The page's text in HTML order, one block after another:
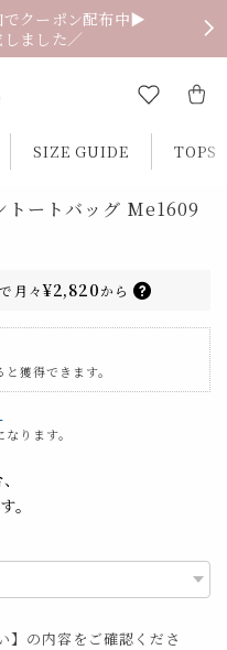
クーポン配布中▶
ました／
SIZE GUIDE TOPS
トートバッグ Me1609
月々¥2,820から
獲得できます。
ります。
。
】の内容をご確認くださ